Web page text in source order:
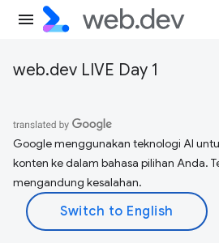
web.dev LIVE Day 1
Google menggunakan teknologi AI
konten ke dalam bahasa pilihan Anda.
mengandung kesalahan.